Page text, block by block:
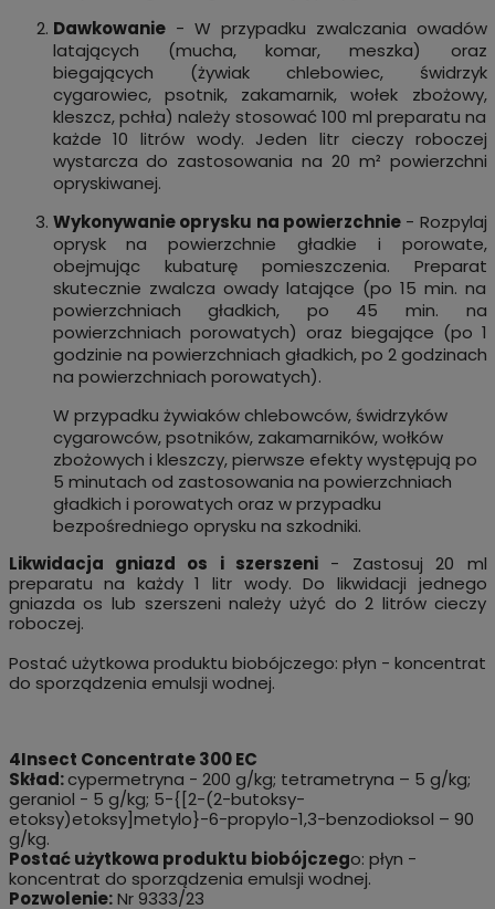
Dawkowanie- W przypadku zwalczania owadów
latających (mucha, komar, meszka) oraz
biegających (żywiak chlebowiec, świdrzyk
cygarowiec, psotnik, zakamarnik, wołek zbożowy,
kleszcz, pchła) należy stosować 100 ml preparatu na
każde 10 litrów wody. Jeden litr cieczy roboczej
wystarcza do zastosowania na 20 m² powierzchni
opryskiwanej.
Wykonywanie oprysku na powierzchnie - Rozpylaj
oprysk na powierzchnie gładkie i porowate,
obejmując kubaturę pomieszczenia. Preparat
skutecznie zwalcza owady latające (po 15 min. na
powierzchniach gładkich, po 45 min. na
powierzchniach porowatych) oraz biegające (po 1
godzinie na powierzchniach gładkich, po 2 godzinach
na powierzchniach porowatych).
W przypadku żywiaków chlebowców, świdrzyków
cygarowców, psotników, zakamarników, wołków
zbożowych i kleszczy, pierwsze efekty występują po
5 minutach od zastosowania na powierzchniach
gładkich i porowatych oraz w przypadku
bezpośredniego oprysku na szkodniki.
Likwidacja gniazd os i szerszeni - Zastosuj 20 ml
preparatu na każdy 1 litr wody. Do likwidacji jednego
gniazda os lub szerszeni należy użyć do 2 litrów cieczy
roboczej.
Postać użytkowa produktu biobójczego: płyn - koncentrat
do sporządzenia emulsji wodnej.
4Insect Concentrate 300 EC
Skład:cypermetryna - 200 g/kg; tetrametryna – 5 g/kg;
geraniol - 5 g/kg; 5-{[2-(2-butoksy-
etoksy)etoksy]metylo}-6-propylo-1,3-benzodioksol – 90
g/kg.
Postać użytkowa produktu biobójczego: płyn -
koncentrat do sporządzenia emulsji wodnej.
Pozwolenie:Nr 9333/23